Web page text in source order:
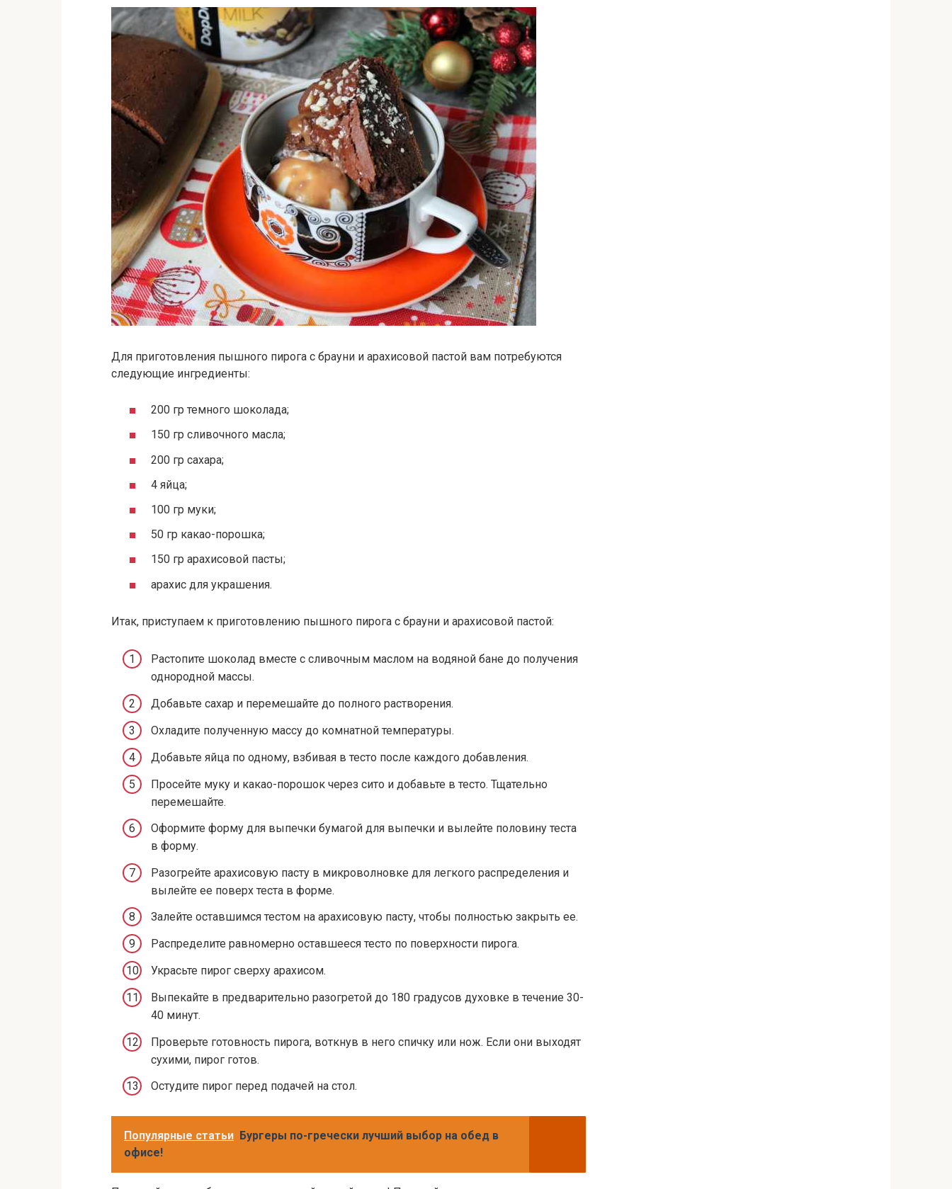
Для приготовления пышного пирога с брауни и арахисовой пастой вам потребуются
следующие ингредиенты:
200 гр темного шоколада;
150 гр сливочного масла;
200 гр сахара;
4 яйца;
100 гр муки;
50 гр какао-порошка;
150 гр арахисовой пасты;
арахис для украшения.
Итак, приступаем к приготовлению пышного пирога с брауни и арахисовой пастой:
Растопите шоколад вместе с сливочным маслом на водяной бане до получения
однородной массы.
Добавьте сахар и перемешайте до полного растворения.
Охладите полученную массу до комнатной температуры.
Добавьте яйца по одному, взбивая в тесто после каждого добавления.
Просейте муку и какао-порошок через сито и добавьте в тесто. Тщательно
перемешайте.
Оформите форму для выпечки бумагой для выпечки и вылейте половину теста
в форму.
Разогрейте арахисовую пасту в микроволновке для легкого распределения и
вылейте ее поверх теста в форме.
Залейте оставшимся тестом на арахисовую пасту, чтобы полностью закрыть ее.
Распределите равномерно оставшееся тесто по поверхности пирога.
Украсьте пирог сверху арахисом.
Выпекайте в предварительно разогретой до 180 градусов духовке в течение 30-
40 минут.
Проверьте готовность пирога, воткнув в него спичку или нож. Если они выходят
сухими, пирог готов.
Остудите пирог перед подачей на стол.
Популярные статьи Бургеры по-гречески лучший выбор на обед в
офисе!